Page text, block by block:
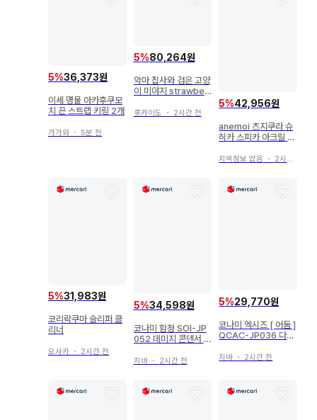
5%36,373원
이세 명물 아카후쿠모
치 끈 스트랩 키링 2개
가가와 ・ 5분 전
5%80,264원
악마 집사와 검은 고양
이 미야지 strawberr
홋카이도 ・ 2시간 전
5%42,956원
anemoi 츠지쿠라 슈
히카 스피카 아크릴 스
벌
지역정보 없음 ・ 2시간 전
5%31,983원
코리락쿠마 슬리퍼 클
리너
오사카 ・ 2시간 전
5%34,598원
코나미 함정 SOI-JP
052 데미지 콘덴서 레
지바・ 2시간 전
5%29,770원
코나미 엑시즈 [ 어둠 ]
QCAC-JP036 다크
곤 25th 시크
지바 ・ 2시간 전